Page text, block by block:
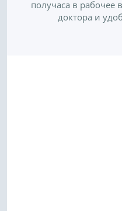
получаса в рабочее
доктора и